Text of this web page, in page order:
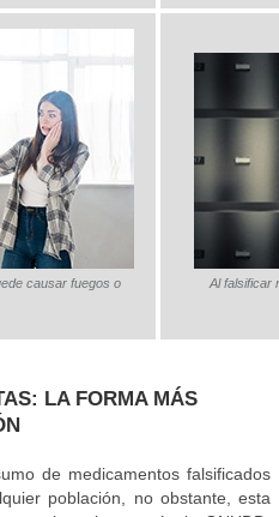
causar fuegos o
Al falsificar
LA FORMA MÁS
de medicamentos falsificados
población, no obstante, esta